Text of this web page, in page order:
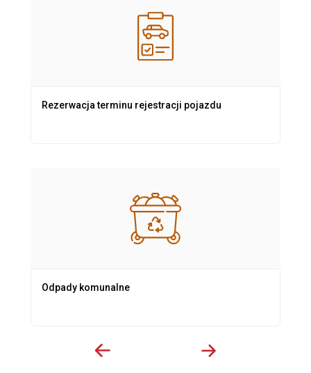
Rezerwacja terminu rejestracji pojazdu
Odpady komunalne